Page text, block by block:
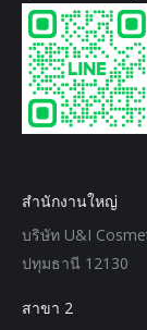
สำนักงานใหญ่
บริษัท U&I
ปทุมธานี 12130
สาขา 2